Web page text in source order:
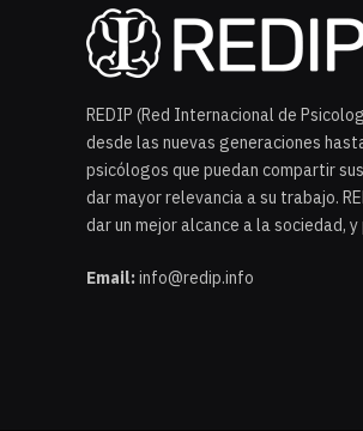
REDIP (Red Internacional de
desde las nuevas generaciones
psicólogos que puedan compartir
dar mayor relevancia a su trabajo.
dar un mejor alcance a la sociedad,
Email:info@redip.info